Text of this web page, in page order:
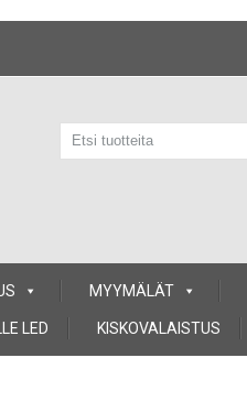
MYYMÄLÄT
LED KISKOVALAISTUS